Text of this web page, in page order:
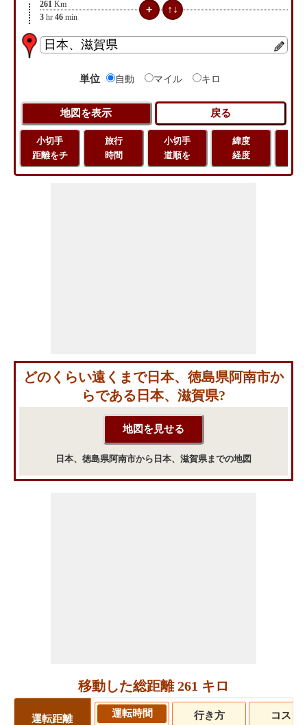
261 Km
3 hr 46 min
単位 自動 マイル キロ
小切手
距離をチ
旅行
時間
小切手
道順を
緯度
経度
どのくらい遠くまで日本、徳島県阿南市か
らである日本、滋賀県?
日本、徳島県阿南市から日本、滋賀県までの地図
移動した総距離 261 キロ
運転距離
運転時間 行き方 コスト